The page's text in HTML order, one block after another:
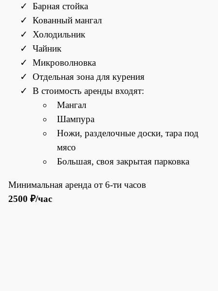
Барная стойка
Кованный мангал
Холодильник
Чайник
Микроволновка
Отдельная зона для курения
В стоимость аренды входят:
Мангал
Шампура
Ножи, разделочные доски, тара под
мясо
Большая, своя закрытая парковка
Минимальная аренда от 6-ти часов
2500 ₽/час